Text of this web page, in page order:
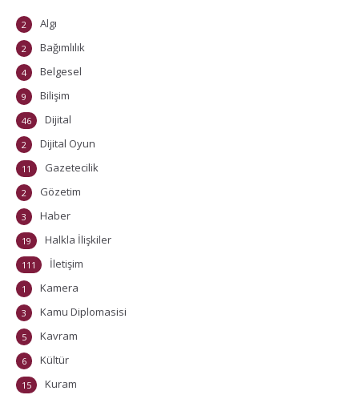
Algı
2
Bağımlılık
2
Belgesel
4
Bilişim
9
Dijital
46
Dijital Oyun
2
Gazetecilik
11
Gözetim
2
Haber
3
Halkla İlişkiler
19
İletişim
111
Kamera
1
Kamu Diplomasisi
3
Kavram
5
Kültür
6
Kuram
15